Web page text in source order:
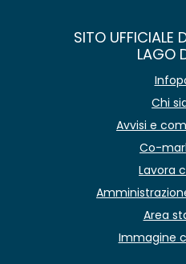
SITO UFFICIALE
LAGO
Chi
Avvisi e
Co-
Lavora
Area
Immagine